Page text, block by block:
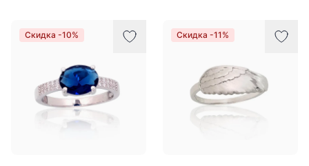
Скидка -10% Скидка -11%